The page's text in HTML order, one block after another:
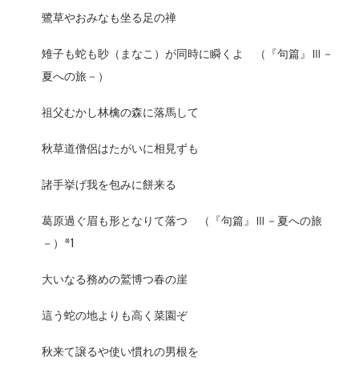
鷺草やおみなも坐る足の禅
雉子も蛇も眇（まなこ）が同時に瞬くよ （『句篇』Ⅲ－
夏への旅－）
祖父むかし林檎の森に落馬して
秋草道僧侶はたがいに相見ずも
諸手挙げ我を包みに餅来る
葛原過ぐ眉も形となりて落つ （『句篇』Ⅲ－夏への旅
－）*1
大いなる務めの鷲博つ春の崖
這う蛇の地よりも高く菜園ぞ
秋来て譲るや使い慣れの男根を